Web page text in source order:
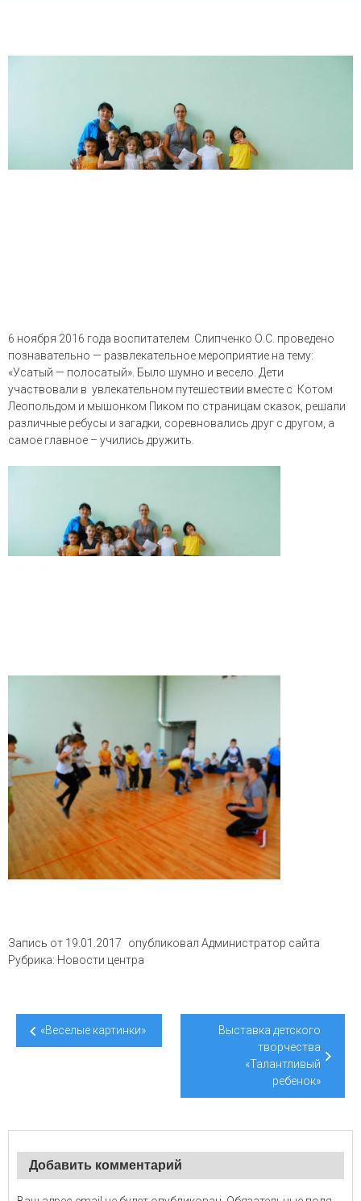
6 ноября 2016 года воспитателем Слипченко О.С. проведено
познавательно — развлекательное мероприятие на тему:
«Усатый — полосатый». Было шумно и весело. Дети
участвовали в увлекательном путешествии вместе с Котом
Леопольдом и мышонком Пиком по страницам сказок, решали
различные ребусы и загадки, соревновались друг с другом, а
самое главное – учились дружить.
Запись от 19.01.2017 опубликовал Администратор сайта
Рубрика: Новости центра
Навигация
по
«Веселые картинки»
Выставка детского
творчества
«Талантливый
ребенок»
Добавить комментарий